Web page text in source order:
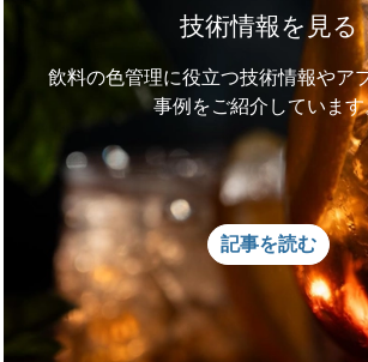
技術情報を見る
飲料の色管理に役立つ技術情報やア
事例をご紹介していま
記事を読む